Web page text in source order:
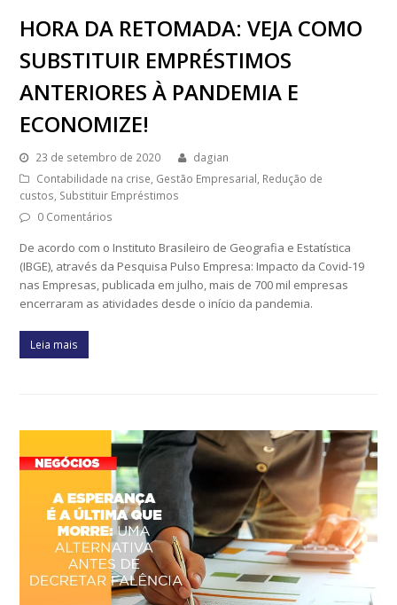
HORA DA RETOMADA: VEJA COMO
SUBSTITUIR EMPRÉSTIMOS
ANTERIORES À PANDEMIA E
ECONOMIZE!
23 de setembro de 2020
dagian
Contabilidade na crise, Gestão Empresarial, Redução de
custos, Substituir Empréstimos
0 Comentários
De acordo com o Instituto Brasileiro de Geografia e Estatística
(IBGE), através da Pesquisa Pulso Empresa: Impacto da Covid-19
nas Empresas, publicada em julho, mais de 700 mil empresas
encerraram as atividades desde o início da pandemia.
Leia mais